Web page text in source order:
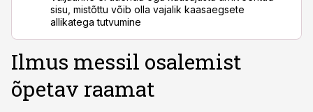
sisu, mistõttu võib olla vajalik kaasaegsete
allikatega tutvumine
Ilmus messil osalemist
õpetav raamat